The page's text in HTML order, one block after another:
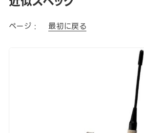
ページ : 最初に戻る